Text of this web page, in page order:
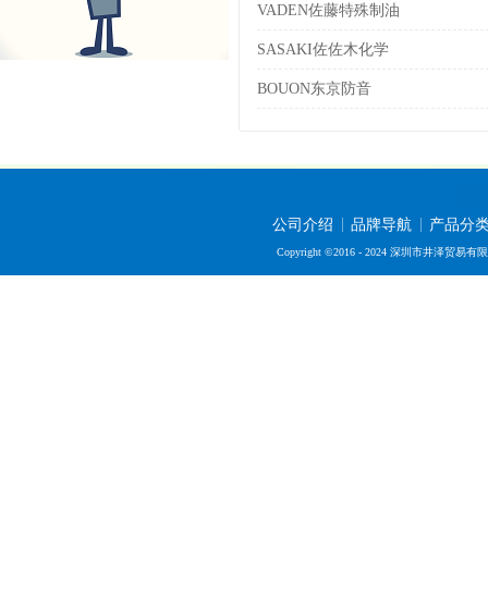
VADEN佐藤特殊制油
SASAKI佐佐木化学
BOUON东京防音
公司介绍 品牌导航 产品分
Copyright ©2016 - 2024 深圳市井泽贸易有